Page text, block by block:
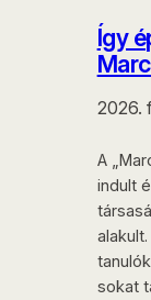
Így
2026.
A
indult
sokat